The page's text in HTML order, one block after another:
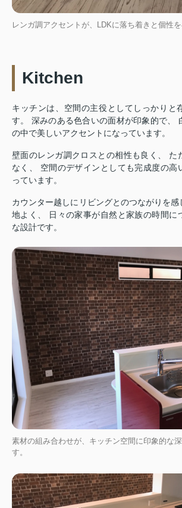
レンガ調アクセントが、LDKに落ち着きと個性を
Kitchen
キッチンは、空間の主役としてしっかりと
す。 深みのある色合いの面材が印象的で、
の中で美しいアクセントになっています。
壁面のレンガ調クロスとの相性も良く、 た
なく、 空間のデザインとしても完成度の高
っています。
カウンター越しにリビングとのつながりを
地よく、 日々の家事が自然と家族の時間に
な設計です。
素材の組み合わせが、キッチン空間に印象的な
す。